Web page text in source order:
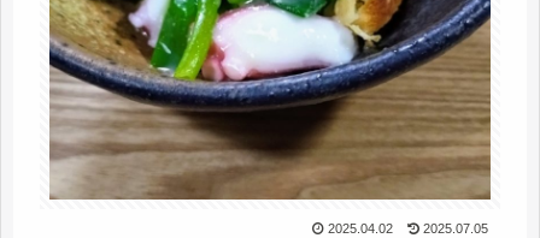
2025.04.02 2025.07.05